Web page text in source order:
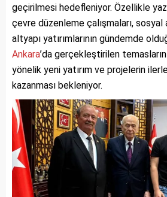
geçirilmesi hedefleniyor. Özellikle
çevre düzenleme çalışmaları,
altyapı yatırımlarının gündemde
Ankara’da gerçekleştirilen temasların
yönelik yeni yatırım ve projelerin
kazanması bekleniyor.